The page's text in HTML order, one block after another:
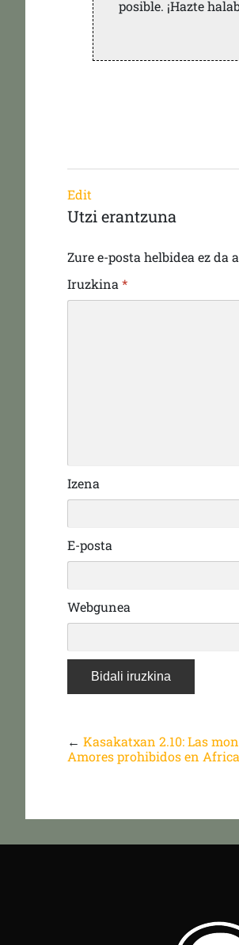
posible. ¡Hazte
Edit
Utzi erantzuna
Zure e-posta helbidea ez da
Iruzkina*
Izena
E-posta
Webgunea
←Kasakatxan 2.10: Las
Amores prohibidos en Africa